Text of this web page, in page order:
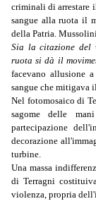
criminali di arrestare
sangue alla ruota il
della Patria.
Sia la citazione del
ruota si dà il
facevano allusione
sangue che mitigava
Nel fotomosaico di
sagome delle
partecipazione
decorazione
turbine.
Una massa
di Terragni
violenza, propria